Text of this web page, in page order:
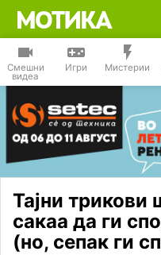
Смешни
видеа
Игри Мистерии
Тајни трикови
сакаа да ги
(но, сепак ги